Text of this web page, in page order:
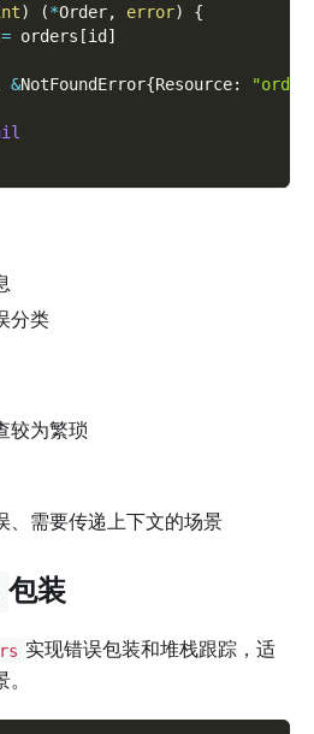
) (*Order, error)
{
orders [id ]
&NotFoundError{Resource:
分类
较为繁琐
、需要传递上下文的场景
包装
实现错误包装和堆栈跟踪，适